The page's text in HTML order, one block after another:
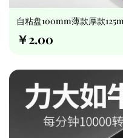
自粘盘100mm薄款厚款
托盘
￥2.00